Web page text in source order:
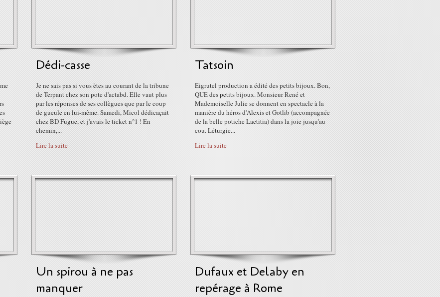
Dédi-casse
Je ne sais pas si vous ètes au courant de la tribune
de Terpant chez son pote d'actabd. Elle vaut plus
par les réponses de ses collègues que par le coup
de gueule en lui-même. Samedi, Micol dédicaçait
chez BD Fugue, et j'avais le ticket n°1 ! En
chemin,...
Lire la suite
Tatsoin
Eigrutel production a édité des petits bijoux. Bon,
QUE des petits bijoux. Monsieur René et
Mademoiselle Julie se donnent en spectacle à la
manière du héros d'Alexis et Gotlib (accompagnée
de la belle potiche Laetitia) dans la joie jusqu'au
cou. Léturgie...
Lire la suite
Un spirou à ne pas
manquer
Dufaux et Delaby en
repérage à Rome